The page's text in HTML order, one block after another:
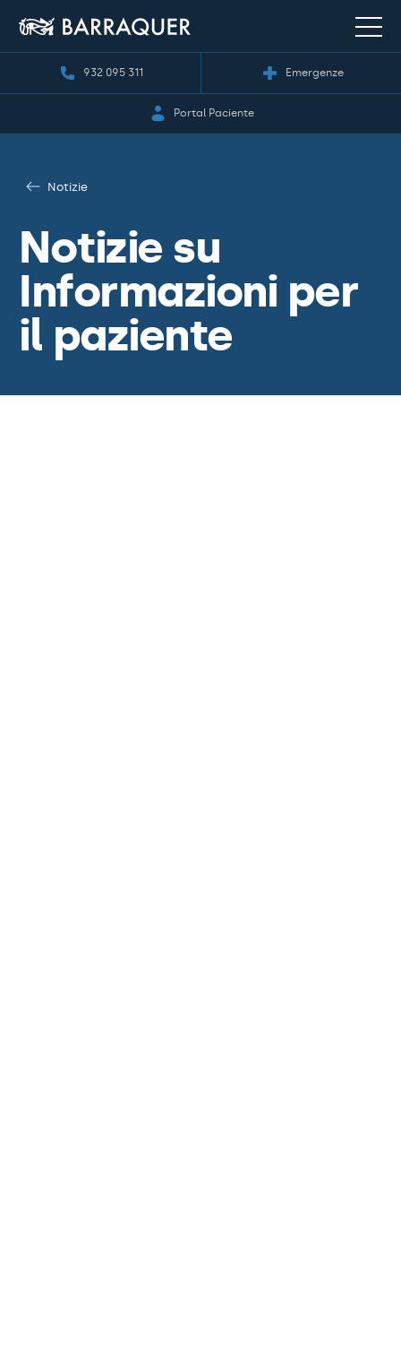
932 095 311 Emergenze
Portal Paciente
Notizie
Notizie su
Informazioni per
il paziente